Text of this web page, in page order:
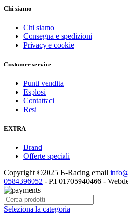
Chi siamo
Chi siamo
Consegna e spedizioni
Privacy e cookie
Customer service
Punti vendita
Esplosi
Contattaci
Resi
EXTRA
Brand
Offerte speciali
Copyright ©2025 B-Racing email
0584396052 - P.I 01705940466 -
Seleziona la categoria